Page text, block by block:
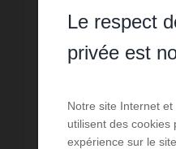
262 m² de terrain 3
Quartier Aygual ! Venez
calme sans vis à vis à
Le respect
privée est
Notre site Internet
utilisent des cookies
expérience sur le